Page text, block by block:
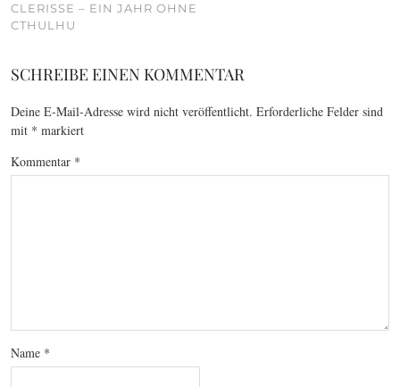
CLERISSE – EIN JAHR OHNE
CTHULHU
SCHREIBE EINEN KOMMENTAR
Deine E-Mail-Adresse wird nicht veröffentlicht. Erforderliche Felder sind
mit * markiert
Kommentar *
Name *